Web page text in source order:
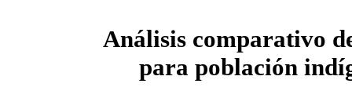
Análisis comparativo
para población